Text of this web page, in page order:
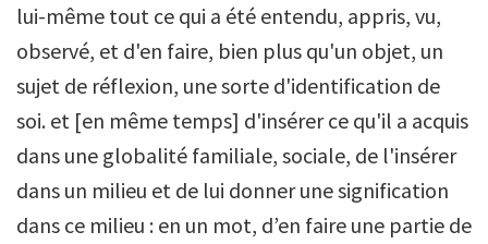
lui-même tout ce qui a été entendu, appris, vu,
observé, et d'en faire, bien plus qu'un objet, un
sujet de réflexion, une sorte d'identification de
soi. et [en même temps] d'insérer ce qu'il a acquis
dans une globalité familiale, sociale, de l'insérer
dans un milieu et de lui donner une signification
dans ce milieu : en un mot, d’en faire une partie de